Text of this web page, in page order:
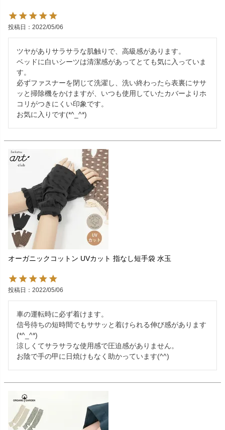
投稿日 2022/05/06
ツヤがありサラサラな肌触りで、高級感があります。
ベッドに白いシーツは清潔感があってとても気に入っていま
す。
必ずファスナーを閉じて洗濯し、洗い終わったら表裏にササ
ッと掃除機をかけますが、いつも使用していたカバーよりホ
コリがつきにくい印象です。
お気に入りです(*^_^*)
オーガニックコットン UVカット 指なし短手袋 水玉
投稿日 2022/05/06
車の運転時に必ず着けます。
信号待ちの短時間でもササッと着けられる伸び感があります
(*^_^*)
涼しくてサラサラな使用感で圧迫感がありません。
お陰で手の甲に日焼けもなく助かっています(^^)